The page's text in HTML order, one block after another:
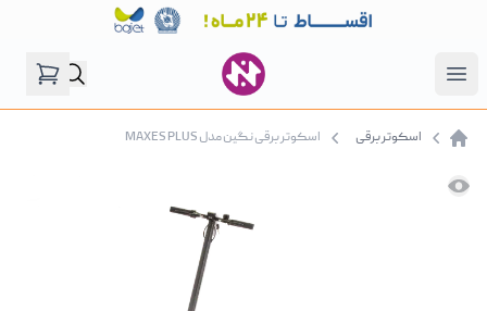
Open menu فروشگاه نگین موتور
اسکوتر برقی اسکوتر برقی نگین مدل MAXES PLUS